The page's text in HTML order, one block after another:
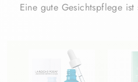
Eine gute Gesichtspflege